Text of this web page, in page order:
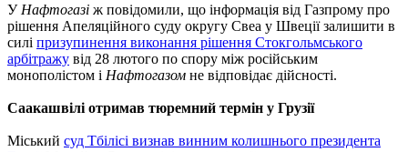
У Нафтогазі ж повідомили, що інформація від Газпрому про
рішення Апеляційного суду округу Свеа у Швеції залишити в
силі призупинення виконання рішення Стокгольмського
арбітражу від 28 лютого по спору між російським
монополістом і Нафтогазом не відповідає дійсності.
Саакашвілі отримав тюремний термін у Грузії
Міський суд Тбілісі визнав винним колишнього президента